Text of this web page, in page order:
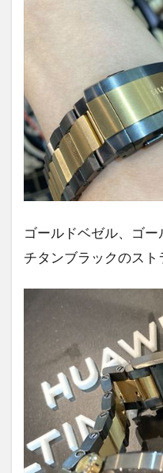
ゴールドベゼル、ゴ
チタンブラックのスト